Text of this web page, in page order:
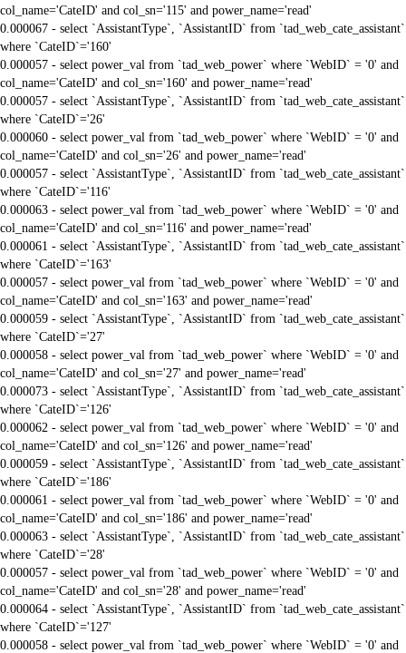
col_name='CateID' and col_sn='115' and power_name='read'
0.000067 - select `AssistantType`, `AssistantID` from `tad_web_cate_assistant`
where `CateID`='160'
0.000057 - select power_val from `tad_web_power` where `WebID` = '0' and
col_name='CateID' and col_sn='160' and power_name='read'
0.000057 - select `AssistantType`, `AssistantID` from `tad_web_cate_assistant`
where `CateID`='26'
0.000060 - select power_val from `tad_web_power` where `WebID` = '0' and
col_name='CateID' and col_sn='26' and power_name='read'
0.000057 - select `AssistantType`, `AssistantID` from `tad_web_cate_assistant`
where `CateID`='116'
0.000063 - select power_val from `tad_web_power` where `WebID` = '0' and
col_name='CateID' and col_sn='116' and power_name='read'
0.000061 - select `AssistantType`, `AssistantID` from `tad_web_cate_assistant`
where `CateID`='163'
0.000057 - select power_val from `tad_web_power` where `WebID` = '0' and
col_name='CateID' and col_sn='163' and power_name='read'
0.000059 - select `AssistantType`, `AssistantID` from `tad_web_cate_assistant`
where `CateID`='27'
0.000058 - select power_val from `tad_web_power` where `WebID` = '0' and
col_name='CateID' and col_sn='27' and power_name='read'
0.000073 - select `AssistantType`, `AssistantID` from `tad_web_cate_assistant`
where `CateID`='126'
0.000062 - select power_val from `tad_web_power` where `WebID` = '0' and
col_name='CateID' and col_sn='126' and power_name='read'
0.000059 - select `AssistantType`, `AssistantID` from `tad_web_cate_assistant`
where `CateID`='186'
0.000061 - select power_val from `tad_web_power` where `WebID` = '0' and
col_name='CateID' and col_sn='186' and power_name='read'
0.000063 - select `AssistantType`, `AssistantID` from `tad_web_cate_assistant`
where `CateID`='28'
0.000057 - select power_val from `tad_web_power` where `WebID` = '0' and
col_name='CateID' and col_sn='28' and power_name='read'
0.000064 - select `AssistantType`, `AssistantID` from `tad_web_cate_assistant`
where `CateID`='127'
0.000058 - select power_val from `tad_web_power` where `WebID` = '0' and